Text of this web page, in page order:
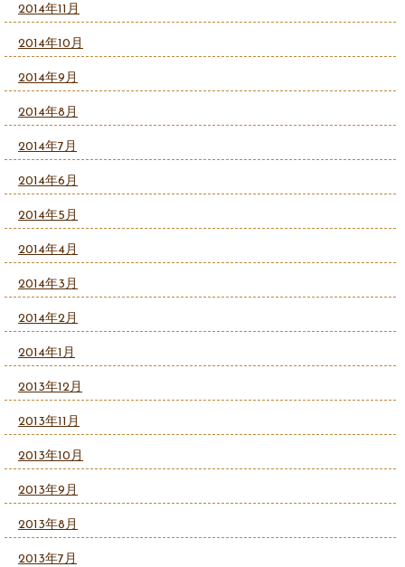
2014年11月
2014年10月
2014年9月
2014年8月
2014年7月
2014年6月
2014年5月
2014年4月
2014年3月
2014年2月
2014年1月
2013年12月
2013年11月
2013年10月
2013年9月
2013年8月
2013年7月